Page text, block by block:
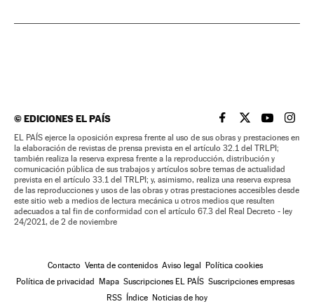
©EDICIONES EL PAÍS EL PAÍS BRASIL EN
EL PAÍSEL PAÍS
EL
EL PAÍS ejerce la oposición expresa frente al uso de sus obras y prestaciones en
la elaboración de revistas de prensa prevista en el artículo 32.1 del TRLPI;
también realiza la reserva expresa frente a la reproducción, distribución y
comunicación pública de sus trabajos y artículos sobre temas de actualidad
prevista en el artículo 33.1 del TRLPI; y, asimismo, realiza una reserva expresa
de las reproducciones y usos de las obras y otras prestaciones accesibles desde
este sitio web a medios de lectura mecánica u otros medios que resulten
adecuados a tal fin de conformidad con el artículo 67.3 del Real Decreto - ley
24/2021, de 2 de noviembre
Contacto Venta de contenidos Aviso legal Política cookies
Política de privacidad Mapa Suscripciones EL PAÍS Suscripciones empresas
RSS Índice Noticias de hoy